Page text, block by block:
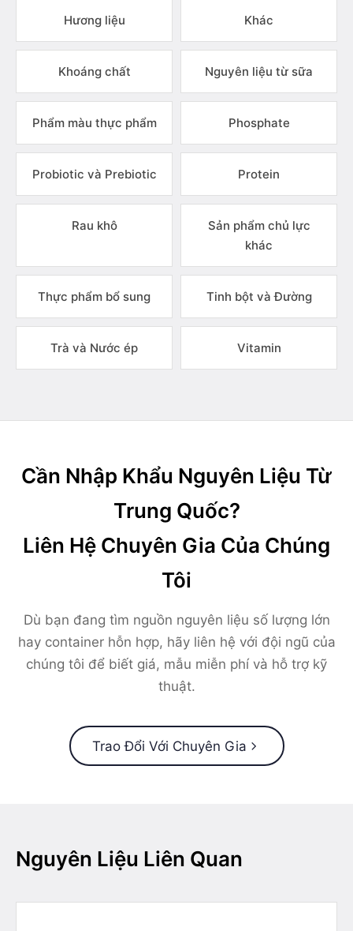
Hương liệu Khác
Khoáng chất Nguyên liệu từ sữa
Phẩm màu thực phẩm Phosphate
Probiotic và Prebiotic Protein
Rau khô
Sản phẩm chủ lực
khác
Thực phẩm bổ sung Tinh bột và Đường
Trà và Nước ép Vitamin
Cần Nhập Khẩu Nguyên Liệu Từ
Trung Quốc?
Liên Hệ Chuyên Gia Của Chúng
Tôi
Dù bạn đang tìm nguồn nguyên liệu số lượng lớn
hay container hỗn hợp, hãy liên hệ với đội ngũ của
chúng tôi để biết giá, mẫu miễn phí và hỗ trợ kỹ
thuật.
Trao Đổi Với Chuyên Gia
Nguyên Liệu Liên Quan